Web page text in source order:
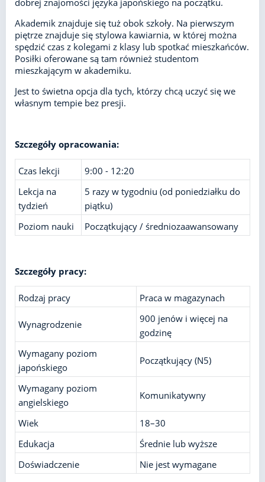
dobrej znajomości języka japońskiego na początku.
Akademik znajduje się tuż obok szkoły. Na pierwszym
piętrze znajduje się stylowa kawiarnia, w której można
spędzić czas z kolegami z klasy lub spotkać mieszkańców.
Posiłki oferowane są tam również studentom
mieszkającym w akademiku.
Jest to świetna opcja dla tych, którzy chcą uczyć się we
własnym tempie bez presji.
Szczegóły opracowania:
Czas lekcji
9:00 - 12:20
Lekcja na
tydzień
5 razy w tygodniu (od poniedziałku do
piątku)
Poziom nauki
Początkujący / średniozaawansowany
Szczegóły pracy:
Rodzaj pracy Praca w magazynach
Wynagrodzenie
900 jenów i więcej na
godzinę
Wymagany poziom
japońskiego
Początkujący (N5)
Wymagany poziom
angielskiego
Komunikatywny
Wiek
18–30
Edukacja
Średnie lub wyższe
Doświadczenie
Nie jest wymagane